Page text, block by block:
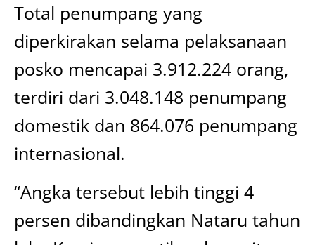
Total penumpang yang
diperkirakan selama pelaksanaan
posko mencapai 3.912.224 orang,
terdiri dari 3.048.148 penumpang
domestik dan 864.076 penumpang
internasional.
“Angka tersebut lebih tinggi 4
persen dibandingkan Nataru tahun